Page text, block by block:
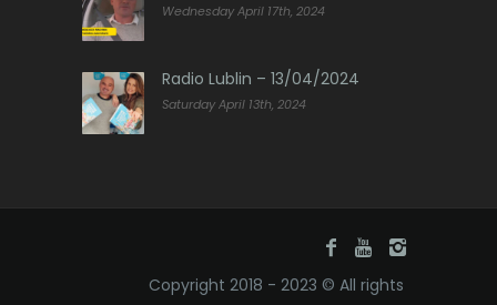
Wednesday April 17th, 2024
Radio Lublin – 13/04/2024
Saturday April 13th, 2024
Copyright 2018 - 2023 © All rights